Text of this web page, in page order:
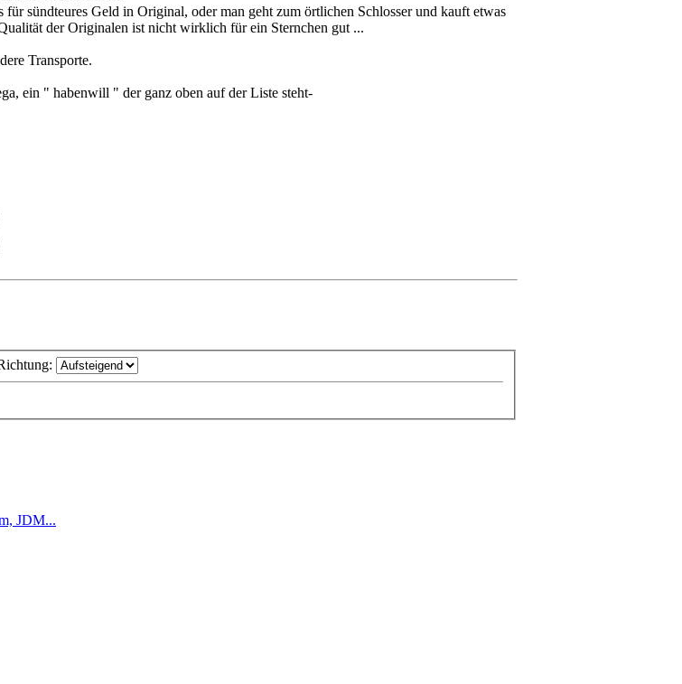
sündteures Geld in Original, oder man geht zum örtlichen Schlosser und kauft etwas
der Originalen ist nicht wirklich für ein Sternchen gut ...
Transporte.
ein " habenwill " der ganz oben auf der Liste steht-
JDM...